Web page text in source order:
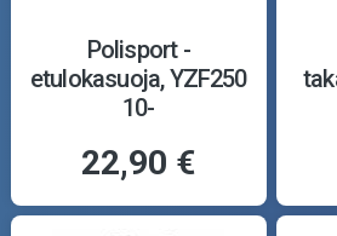
Polisport -
etulokasuoja, YZF250
10-
22,90 €